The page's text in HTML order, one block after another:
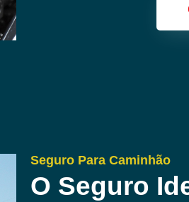
Seguro Para Caminhão
O Seguro